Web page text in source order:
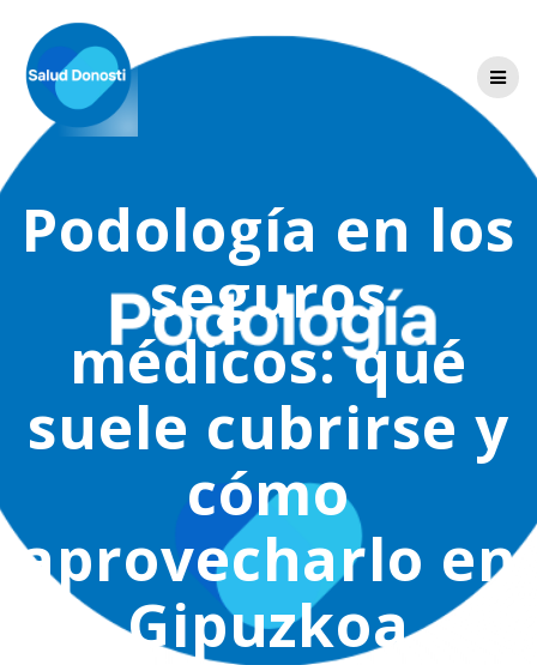
to
Podología en los
seguros
médicos: qué
suele cubrirse y
cómo
aprovecharlo en
Gipuzkoa